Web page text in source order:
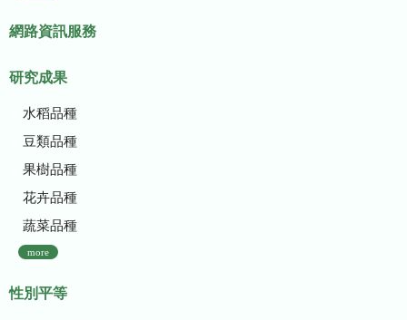
網路資訊服務
研究成果
水稻品種
豆類品種
果樹品種
花卉品種
蔬菜品種
more
性別平等